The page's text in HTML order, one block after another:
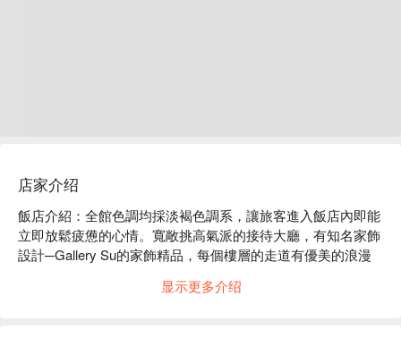
店家介绍
飯店介紹：全館色調均採淡褐色調系，讓旅客進入飯店內即能
立即放鬆疲憊的心情。寬敞挑高氣派的接待大廳，有知名家飾
設計─Gallery Su的家飾精品，每個樓層的走道有優美的浪漫
显示更多介绍